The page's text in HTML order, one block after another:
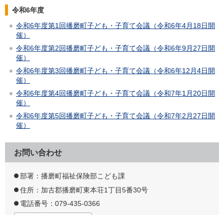
令和6年度
令和6年度第1回播磨町子ども・子育て会議（令和6年4月18日開
催）
令和6年度第2回播磨町子ども・子育て会議（令和6年9月27日開
催）
令和6年度第3回播磨町子ども・子育て会議（令和6年12月4日開
催）
令和6年度第4回播磨町子ども・子育て会議（令和7年1月20日開
催）
令和6年度第5回播磨町子ども・子育て会議（令和7年2月27日開
催）
お問い合わせ
部署：播磨町福祉保険部こども課
住所：加古郡播磨町東本荘1丁目5番30号
電話番号：079-435-0366